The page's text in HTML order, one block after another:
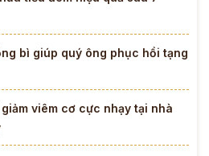
bì giúp quý ông phục hồi tạng
viêm cơ cực nhạy tại nhà